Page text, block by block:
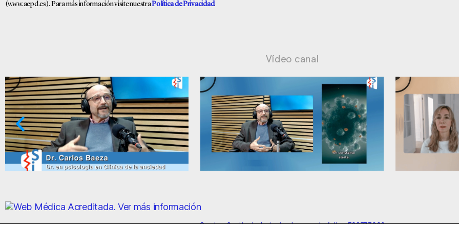
(www.aepd.es). Para más información visite nuestraPolítica de Privacidad.
Vídeo canal
Centro Sanitario Autorizado con el código E08737002